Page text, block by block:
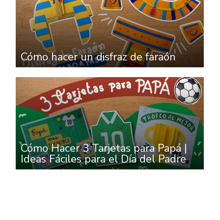
Cómo hacer un disfraz de faraón
Cómo Hacer 3 Tarjetas para Papá |
Ideas Fáciles para el Día del Padre